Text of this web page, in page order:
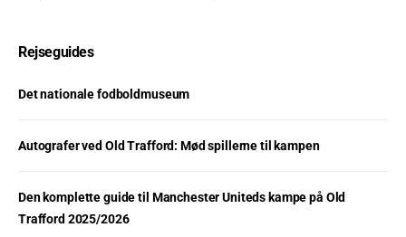
Rejseguides
Det nationale fodboldmuseum
Autografer ved Old Trafford: Mød spillerne til kampen
Den komplette guide til Manchester Uniteds kampe på Old
Trafford 2025/2026